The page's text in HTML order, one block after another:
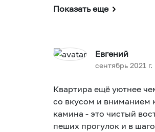
Показать еще
Евгений
сентябрь 2021 г.
Квартира ещё уютнее
со вкусом и вниманием к
камина - это чистый
пеших прогулок и в